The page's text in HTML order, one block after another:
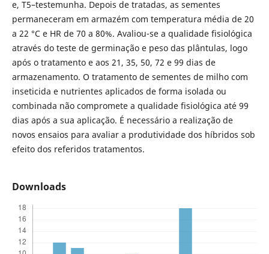
e, T5–testemunha. Depois de tratadas, as sementes
permaneceram em armazém com temperatura média de 20
a 22 °C e HR de 70 a 80%. Avaliou-se a qualidade fisiológica
através do teste de germinação e peso das plântulas, logo
após o tratamento e aos 21, 35, 50, 72 e 99 dias de
armazenamento. O tratamento de sementes de milho com
inseticida e nutrientes aplicados de forma isolada ou
combinada não compromete a qualidade fisiológica até 99
dias após a sua aplicação. É necessário a realização de
novos ensaios para avaliar a produtividade dos híbridos sob
efeito dos referidos tratamentos.
Downloads